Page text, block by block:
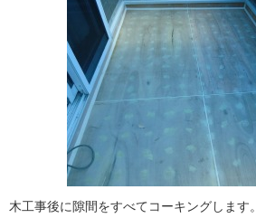
木工事後に隙間をすべてコーキングします。